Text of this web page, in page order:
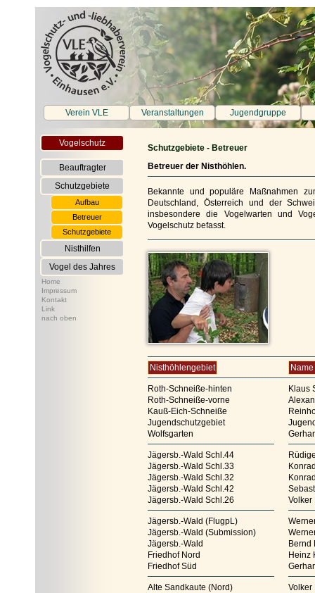
Verein VLE Veranstaltungen Jugendgruppe
Vogelschutz
Beauftragter
Schutzgebiete
Aufbau
Betreuer
Schutzgebiete
Nisthilfen
Vogel des Jahres
Home
Impressum
Kontakt
Link
nach oben
Schutzgebiete - Betreuer
Betreuer der Nisthöhlen.
Bekannte und populäre Maßnahmen
Deutschland, Österreich und der
insbesondere die Vogelwarten und
Vogelschutz befasst.
Nisthöhlengebiet
Roth-Schneiße-hinten
Roth-Schneiße-vorne
Kauß-Eich-Schneiße
Jugendschutzgebiet
Wolfsgarten
Jägersb.-Wald Schl.44
Jägersb.-Wald Schl.33
Jägersb.-Wald Schl.32
Jägersb.-Wald Schl.42
Jägersb.-Wald Schl.26
Jägersb.-Wald (FlugpL)
Jägersb.-Wald (Submission)
Jägersb.-Wald
Friedhof Nord
Friedhof Süd
Alte Sandkaute (Nord)
Klaus
Volker
Bernd
Heinz
Volker